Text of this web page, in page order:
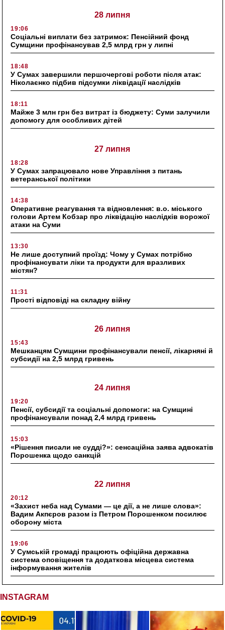
28 липня
19:06
Соціальні виплати без затримок: Пенсійний фонд
Сумщини профінансував 2,5 млрд грн у липні
18:48
У Сумах завершили першочергові роботи після атак:
Ніколаєнко підбив підсумки ліквідації наслідків
18:11
Майже 3 млн грн без витрат із бюджету: Суми залучили
допомогу для особливих дітей
27 липня
18:28
У Сумах запрацювало нове Управління з питань
ветеранської політики
14:38
Оперативне реагування та відновлення: в.о. міського
голови Артем Кобзар про ліквідацію наслідків ворожої
атаки на Суми
13:30
Не лише доступний проїзд: Чому у Сумах потрібно
профінансувати ліки та продукти для вразливих
містян?
11:31
Прості відповіді на складну війну
26 липня
15:43
Мешканцям Сумщини профінансували пенсії, лікарняні й
субсидії на 2,5 млрд гривень
24 липня
19:20
Пенсії, субсидії та соціальні допомоги: на Сумщині
профінансували понад 2,4 млрд гривень
15:03
«Рішення писали не судді?»: сенсаційна заява адвокатів
Порошенка щодо санкцій
22 липня
20:12
«Захист неба над Сумами — це дії, а не лише слова»:
Вадим Акпєров разом із Петром Порошенком посилює
оборону міста
19:06
У Сумській громаді працюють офіційна державна
система оповіщення та додаткова місцева система
інформування жителів
INSTAGRAM